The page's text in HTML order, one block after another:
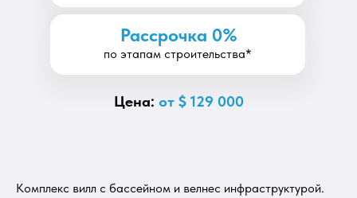
Цена: от $ 129 000
Рассрочка 0%
по этапам строительства*
Комплекс вилл с бассейном и велнес инфраструктурой.